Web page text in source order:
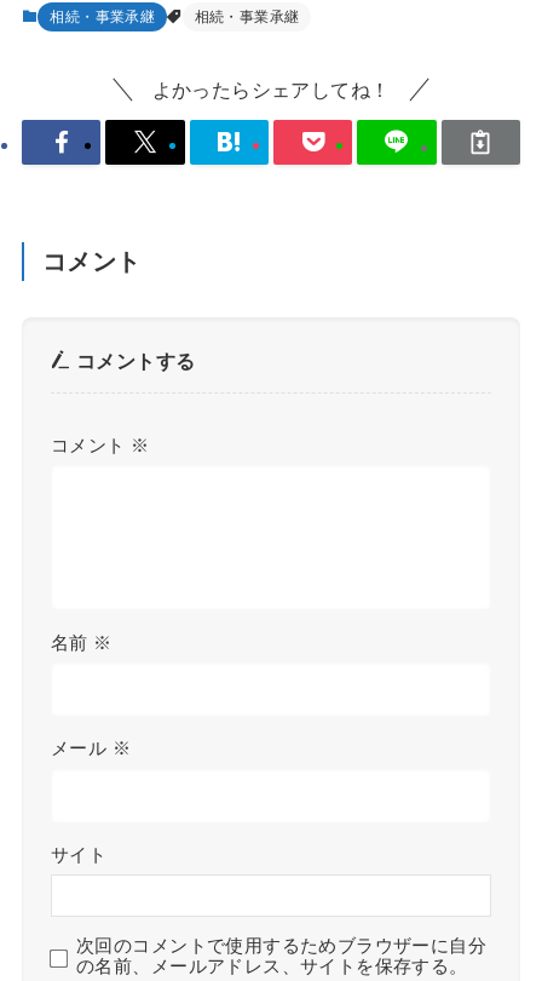
相続・事業承継 相続・事業承継
よかったらシェアしてね！
コメント
コメントする
コメント ※
名前 ※
メール ※
サイト
次回のコメントで使用するためブラウザーに自分
の名前、メールアドレス、サイトを保存する。